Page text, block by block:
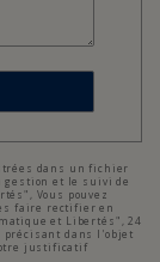
dans un fichier
gestion et le suivi de
Vous pouvez
faire rectifier en
et Libertés", 24
précisant dans l'objet
justificatif